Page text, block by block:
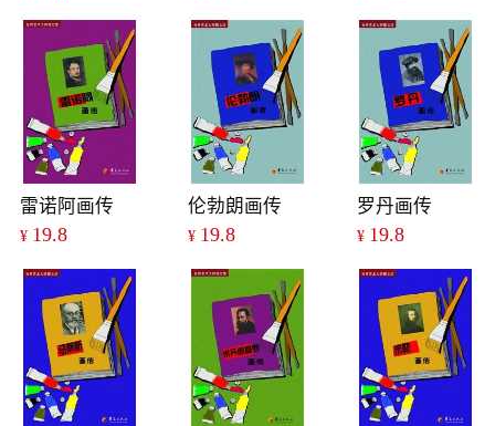
雷诺阿画传
¥ 19.8
伦勃朗画传
¥ 19.8
罗丹画传
¥ 19.8